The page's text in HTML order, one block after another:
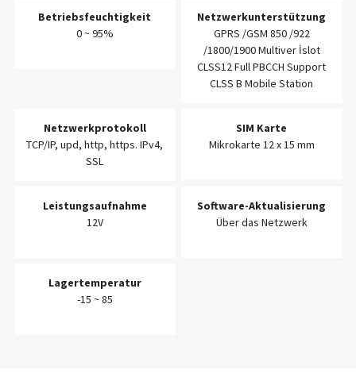
Betriebsfeuchtigkeit
0 ~ 95%
Netzwerkunterstützung
GPRS /GSM 850 /922
/1800/1900 Multiver İslot
CLSS12 Full PBCCH Support
CLSS B Mobile Station
Netzwerkprotokoll
TCP/IP, upd, http, https. IPv4,
SSL
SIM Karte
Mikrokarte 12 x 15 mm
Leistungsaufnahme
12V
Software-Aktualisierung
Über das Netzwerk
Lagertemperatur
-15 ~ 85